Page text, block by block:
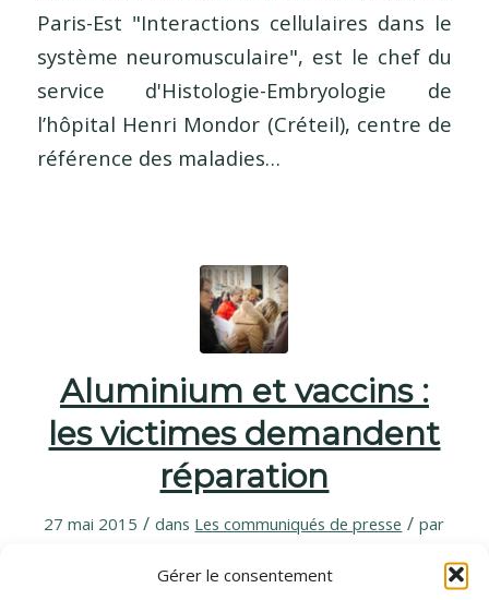
Gérer le consentement
Paris-Est "Interactions cellulaires dans le
système neuromusculaire", est le chef du
service d'Histologie-Embryologie de
l’hôpital Henri Mondor (Créteil), centre de
référence des maladies…
Aluminium et vaccins :
les victimes demandent
réparation
27 mai 2015 / dans Les communiqués de presse / par